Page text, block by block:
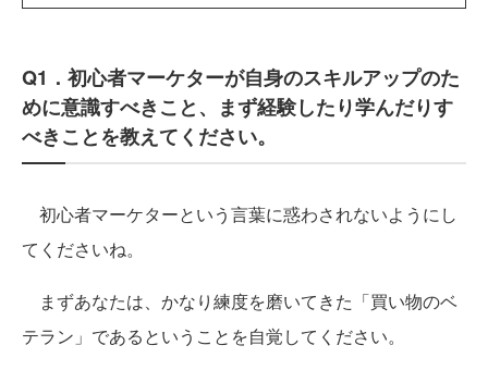
Q1．初心者マーケターが自身のスキルアップのた
めに意識すべきこと、まず経験したり学んだりす
べきことを教えてください。
初心者マーケターという言葉に惑わされないようにし
てくださいね。
まずあなたは、かなり練度を磨いてきた「買い物のベ
テラン」であるということを自覚してください。